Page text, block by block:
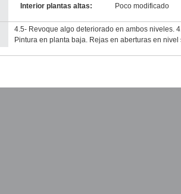
Interior plantas altas:
Poco modificado
4.5- Revoque algo deteriorado en ambos niveles.
Pintura en planta baja. Rejas en aberturas en nivel